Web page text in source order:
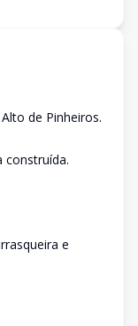
de Pinheiros.
construída.
e